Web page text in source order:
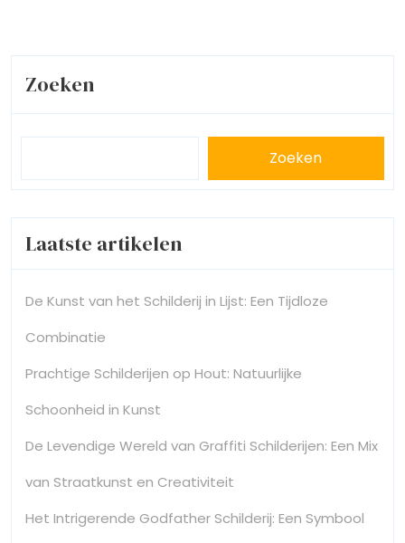
Zoeken
Zoeken
Laatste artikelen
De Kunst van het Schilderij in Lijst: Een Tijdloze
Combinatie
Prachtige Schilderijen op Hout: Natuurlijke
Schoonheid in Kunst
De Levendige Wereld van Graffiti Schilderijen: Een Mix
van Straatkunst en Creativiteit
Het Intrigerende Godfather Schilderij: Een Symbool